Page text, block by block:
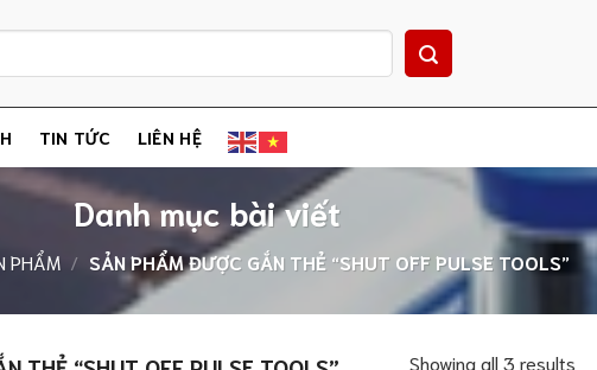
TIN TỨC LIÊN HỆ
Danh mục bài viết
PHẨM / SẢN PHẨM ĐƯỢC GẮN THẺ “SHUT OFF PULSE TOOLS”
Showing all 3 results